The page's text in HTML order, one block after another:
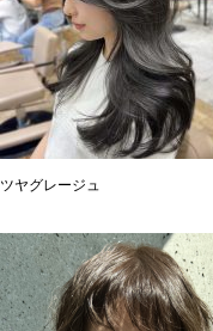
ツヤグレージュ